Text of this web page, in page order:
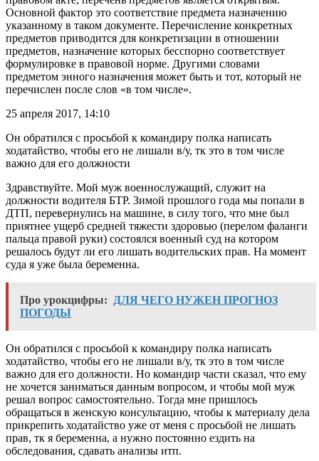
Основной фактор это соответствие предмета назначению
указанному в таком документе. Перечисление конкретных
предметов приводится для конкретизации в отношении
предметов, назначение которых бесспорно соответствует
формулировке в правовой норме. Другими словами
предметом энного назначения может быть и тот, который не
перечислен после слов «в том числе».
25 апреля 2017, 14:10
Он обратился с просьбой к командиру полка написать
ходатайство, чтобы его не лишали в/у, тк это в том числе
важно для его должности
Здравствуйте. Мой муж военнослужащий, служит на
должности водителя БТР. Зимой прошлого года мы попали в
ДТП, перевернулись на машине, в силу того, что мне был
приятнее ущерб средней тяжести здоровью (перелом фаланги
пальца правой руки) состоялся военный суд на котором
решалось будут ли его лишать водительских прав. На момент
суда я уже была беременна.
Про урокцифры:
ДЛЯ ЧЕГО НУЖЕН ПРОГНОЗ
ПОГОДЫ
Он обратился с просьбой к командиру полка написать
ходатайство, чтобы его не лишали в/у, тк это в том числе
важно для его должности. Но командир части сказал, что ему
не хочется заниматься данным вопросом, и чтобы мой муж
решал вопрос самостоятельно. Тогда мне пришлось
обращаться в женскую консультацию, чтобы к материалу дела
прикрепить ходатайство уже от меня с просьбой не лишать
прав, тк я беременна, а нужно постоянно ездить на
обследования, сдавать анализы итп.